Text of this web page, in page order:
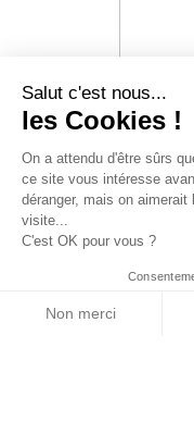
Salut c'est nous...
les Cookies !
On a attendu d'être sûrs
ce site vous intéresse
déranger, mais on
visite...
C'est OK pour vous ?
Non merci